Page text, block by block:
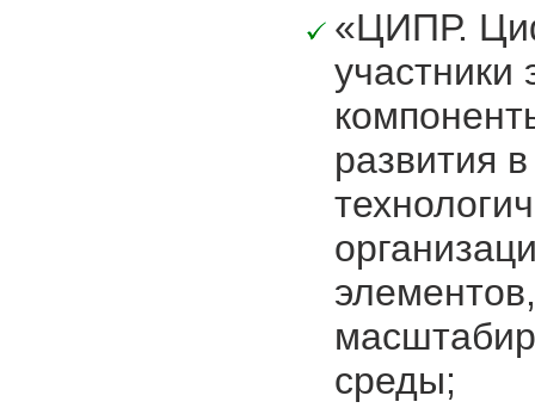
«ЦИПР.
участники
развития
среды;